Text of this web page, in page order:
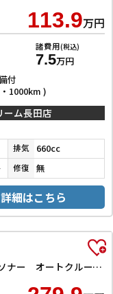
113.9万円
諸費用(税込)
7.5万円
付
1000km )
ーム長田店
排気 660cc
ク 修復 無
詳細はこちら
エアー EX バックカメラ クリアランスソナー オートクルーズコントロール レーンアシスト 衝突被害軽減システム 両側電動スライドドア オートライト LEDヘッドランプ スマートキー 電動格納ミラー シートヒーター